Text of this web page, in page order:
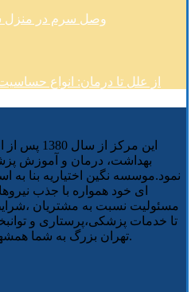
وصل سرم در منزل
از علل تا درمان: انواع
این مرکز
بهداشت، درمان و آموزش
نمود.موسسه نگین اختیاریه بنا به
ای خود همواره با جذب
مسئولیت نسبت به مشتریان
تا خدمات پزشکی،پرستاری و
تهران بزرگ به شما همشهریان عزیز در منزل ارائه شود.